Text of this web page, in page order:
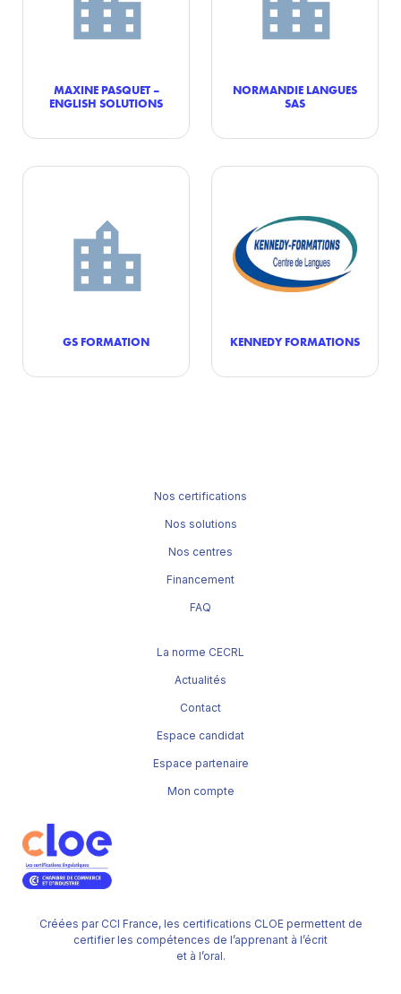
MAXINE PASQUET –
ENGLISH SOLUTIONS
NORMANDIE LANGUES
SAS
GS FORMATION KENNEDY FORMATIONS
Créées par CCI France, les certifications CLOE permettent de
certifier les compétences de l’apprenant à l’écrit
et à l’oral.
Nos certifications
Nos solutions
Nos centres
Financement
FAQ
La norme CECRL
Actualités
Contact
Espace candidat
Espace partenaire
Mon compte